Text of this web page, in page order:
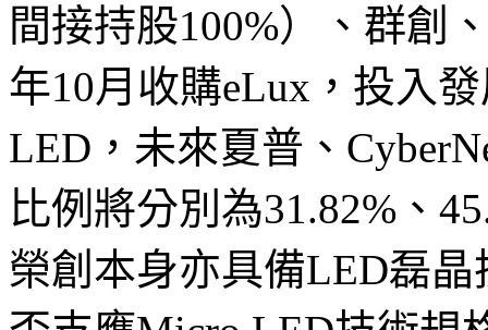
間接持股100%）、群創
年10月收購eLux，投入
LED，未來夏普、
比例將分別為31.82%、
榮創本身亦具備LED磊